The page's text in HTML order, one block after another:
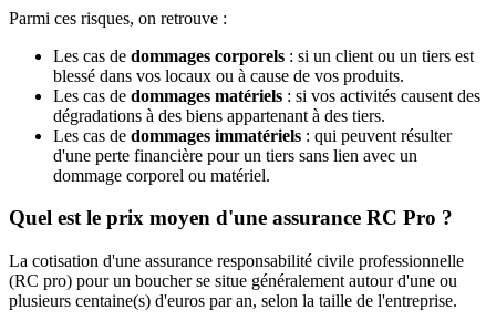
Parmi ces risques, on retrouve :
Les cas de dommages corporels : si un client ou un tiers est
blessé dans vos locaux ou à cause de vos produits.
Les cas de dommages matériels : si vos activités causent des
dégradations à des biens appartenant à des tiers.
Les cas de dommages immatériels : qui peuvent résulter
d'une perte financière pour un tiers sans lien avec un
dommage corporel ou matériel.
Quel est le prix moyen d'une assurance RC Pro ?
La cotisation d'une assurance responsabilité civile professionnelle
(RC pro) pour un boucher se situe généralement autour d'une ou
plusieurs centaine(s) d'euros par an, selon la taille de l'entreprise.